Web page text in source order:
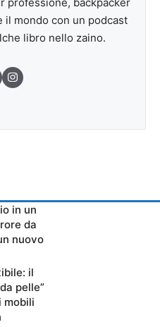
il mondo con un podcast
libro nello zaino.
in un
da
nuovo
il
pelle”
mobili